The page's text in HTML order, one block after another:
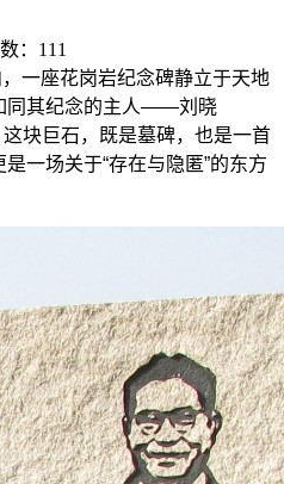
： 111
一座花岗岩纪念碑静立于天地
同其纪念的主人——刘晓
块巨石，既是墓碑，也是一首
一场关于“存在与隐匿”的东方